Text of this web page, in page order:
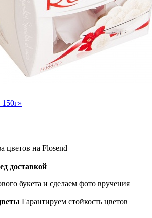
цветов на Flosend
доставкой
букета и сделаем фото вручения
Гарантируем стойкость цветов